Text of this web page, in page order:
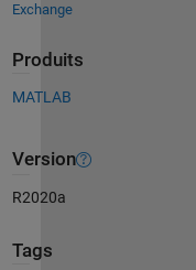
Exchange
Produits
MATLAB
Version
R2020a
Tags